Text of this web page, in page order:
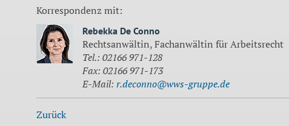
Korrespondenz mit:
Rebekka De Conno
Rechtsanwältin, Fachanwältin für Arbeitsrecht
Tel.: 02166 971-128
Fax: 02166 971-173
E-Mail: r.deconno@wws-gruppe.de
Zurück